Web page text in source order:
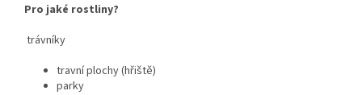
Pro jaké rostliny?
trávníky
travní plochy (hřiště)
parky